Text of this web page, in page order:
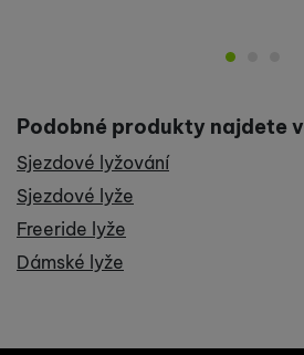
Podobné produkty najdete v
Sjezdové lyžování
Sjezdové lyže
Freeride lyže
Dámské lyže